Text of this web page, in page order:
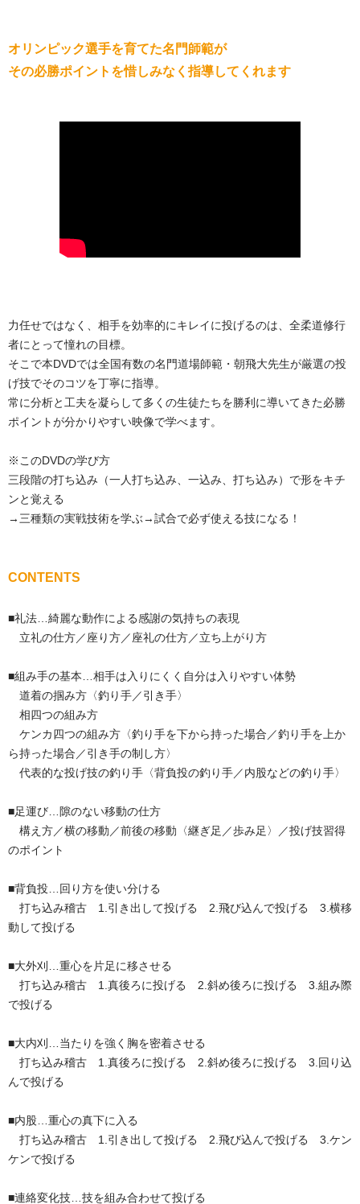
オリンピック選手を育てた名門師範が
その必勝ポイントを惜しみなく指導してくれます
力任せではなく、相手を効率的にキレイに投げるのは、全柔道修行
者にとって憧れの目標。
そこで本DVDでは全国有数の名門道場師範・朝飛大先生が厳選の投
げ技でそのコツを丁寧に指導。
常に分析と工夫を凝らして多くの生徒たちを勝利に導いてきた必勝
ポイントが分かりやすい映像で学べます。
※このDVDの学び方
三段階の打ち込み（一人打ち込み、一込み、打ち込み）で形をキチ
ンと覚える
→三種類の実戦技術を学ぶ→試合で必ず使える技になる！
CONTENTS
■礼法…綺麗な動作による感謝の気持ちの表現
立礼の仕方／座り方／座礼の仕方／立ち上がり方
■組み手の基本…相手は入りにくく自分は入りやすい体勢
道着の掴み方〈釣り手／引き手〉
相四つの組み方
ケンカ四つの組み方〈釣り手を下から持った場合／釣り手を上か
ら持った場合／引き手の制し方〉
代表的な投げ技の釣り手〈背負投の釣り手／内股などの釣り手〉
■足運び…隙のない移動の仕方
構え方／横の移動／前後の移動〈継ぎ足／歩み足〉／投げ技習得
のポイント
■背負投…回り方を使い分ける
打ち込み稽古 1.引き出して投げる 2.飛び込んで投げる 3.横移
動して投げる
■大外刈…重心を片足に移させる
打ち込み稽古 1.真後ろに投げる 2.斜め後ろに投げる 3.組み際
で投げる
■大内刈…当たりを強く胸を密着させる
打ち込み稽古 1.真後ろに投げる 2.斜め後ろに投げる 3.回り込
んで投げる
■内股…重心の真下に入る
打ち込み稽古 1.引き出して投げる 2.飛び込んで投げる 3.ケン
ケンで投げる
■連絡変化技…技を組み合わせて投げる